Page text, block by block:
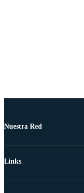
Nuestra Red
Links